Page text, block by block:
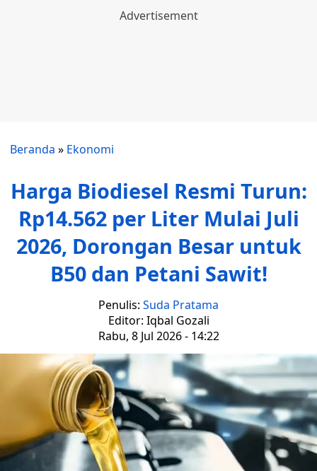
Beranda » Ekonomi
Harga Biodiesel Resmi Turun:
Rp14.562 per Liter Mulai Juli
2026, Dorongan Besar untuk
B50 dan Petani Sawit!
Penulis: Suda Pratama
Editor: Iqbal Gozali
Rabu, 8 Jul 2026 - 14:22